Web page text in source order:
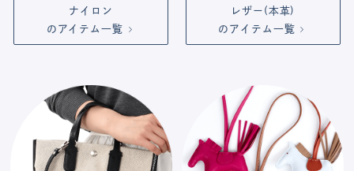
ナイロン
のアイテム一覧
レザー(本革)
のアイテム一覧